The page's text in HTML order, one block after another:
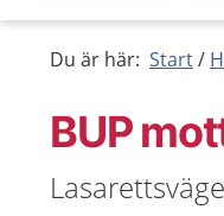
Du är här: Start
BUP